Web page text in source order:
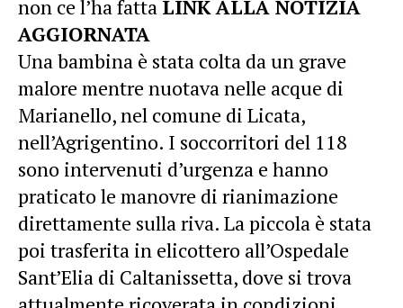
non ce l’ha fatta LINK ALLA NOTIZIA
AGGIORNATA
Una bambina è stata colta da un grave
malore mentre nuotava nelle acque di
Marianello, nel comune di Licata,
nell’Agrigentino. I soccorritori del 118
sono intervenuti d’urgenza e hanno
praticato le manovre di rianimazione
direttamente sulla riva. La piccola è stata
poi trasferita in elicottero all’Ospedale
Sant’Elia di Caltanissetta, dove si trova